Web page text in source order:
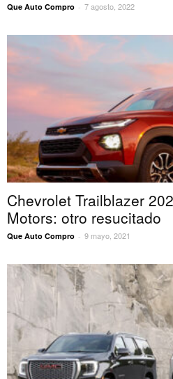
Que Auto Compro - 7 agosto, 2022
Chevrolet Trailblazer
Motors: otro resucitado
Que Auto Compro - 9 mayo, 2021